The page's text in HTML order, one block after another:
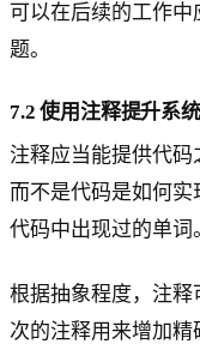
可以在后续的工作中
题。
7.2 使用注释提升系
注释应当能提供代码
而不是代码是如何实
代码中出现过的单词
根据抽象程度，注
次的注释用来增加